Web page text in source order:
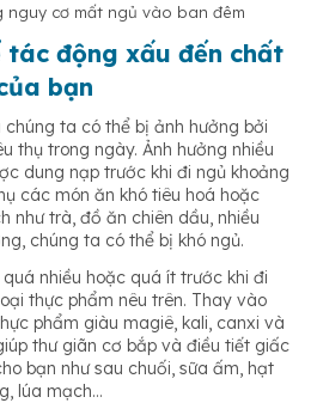
nguy cơ mất ngủ vào ban đêm
tác động xấu đến chất
bạn
ta có thể bị ảnh hưởng bởi
thụ trong ngày. Ảnh hưởng nhiều
dung nạp trước khi đi ngủ khoảng
các món ăn khó tiêu hoá hoặc
như trà, đồ ăn chiên dầu, nhiều
chúng ta có thể bị khó ngủ.
nhiều hoặc quá ít trước khi đi
thực phẩm nêu trên. Thay vào
phẩm giàu magiê, kali, canxi và
thư giãn cơ bắp và điều tiết giấc
bạn như sau chuối, sữa ấm, hạt
lúa mạch…